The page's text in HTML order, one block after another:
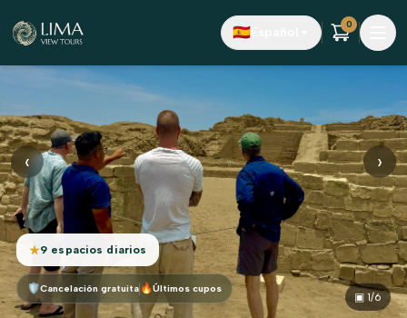
🇪🇸
0
‹ ›
★9 espacios diarios
🛡Cancelación gratuita 🔥Últimos cupos
▣ 1/6